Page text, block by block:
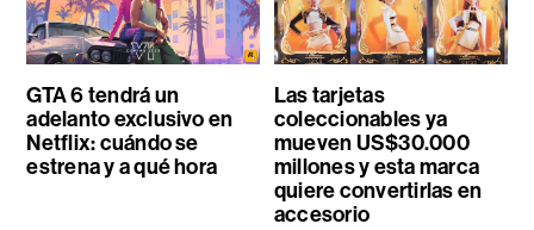
GTA 6 tendrá un
adelanto exclusivo en
Netflix: cuándo se
estrena y a qué hora
Las tarjetas
coleccionables ya
mueven US$30.000
millones y esta marca
quiere convertirlas en
accesorio